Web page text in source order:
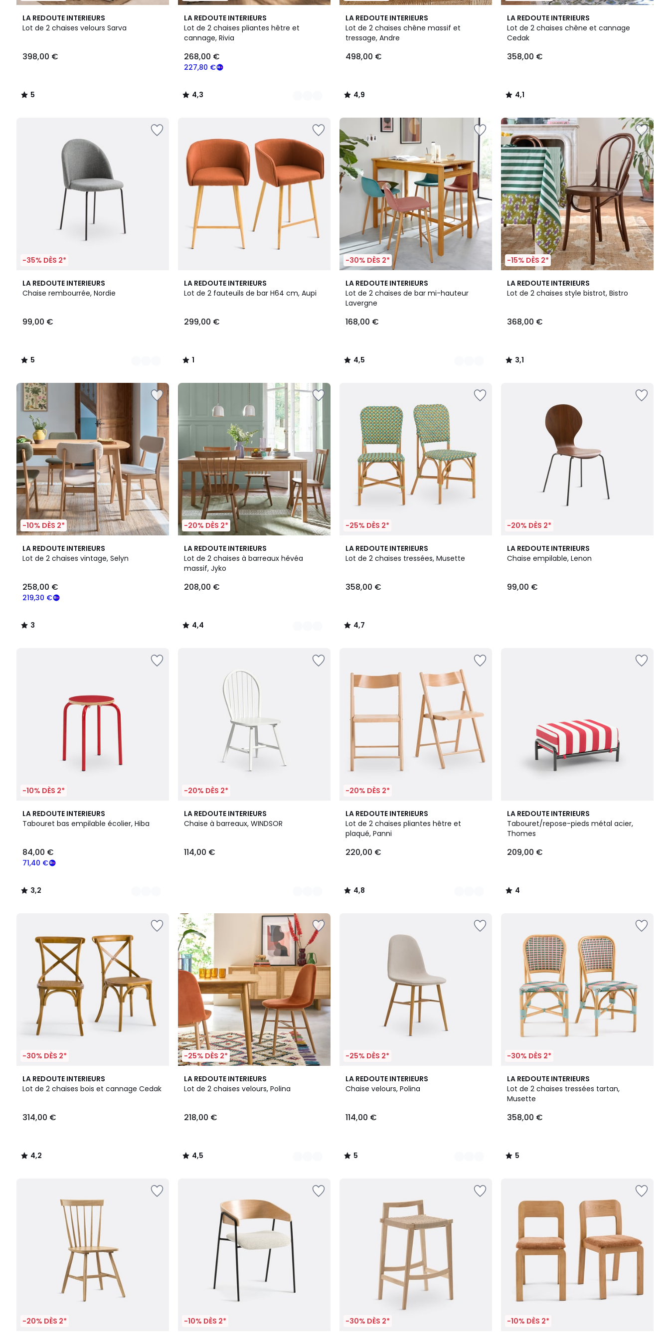
LA REDOUTE INTERIEURS
Lot de 2 chaises velours Sarva
€.
398,00 €
5
/
5
/
LA REDOUTE INTERIEURS
Lot de 2 chaises pliantes hêtre et
cannage, Rivia
227,80 €
268,00 €
4,3
/ 5
2
Couleurs
4,3
/
LA REDOUTE INTERIEURS
Lot de 2 chaises chêne massif et
tressage, Andre
498,00 €
4,9
/ 5
4,9
/
LA REDOUTE INTERIEURS
Lot de 2 chaises chêne et cannage
Cedak
358,00 €
4,1
/ 5
4,1
/
-35% DÈS 2*
LA REDOUTE INTERIEURS
Chaise rembourrée, Nordie
99,00 €
5
/
2
Couleurs
5
/
LA REDOUTE INTERIEURS
Lot de 2 fauteuils de bar H64 cm, Aupi
299,00 €
1
/
1
/
-30% DÈS 2*
LA REDOUTE INTERIEURS
Lot de 2 chaises de bar mi-hauteur
Lavergne
168,00 €
4,5
/ 5
3
Couleurs
4,5
/
-15% DÈS 2*
LA REDOUTE INTERIEURS
Lot de 2 chaises style bistrot, Bistro
368,00 €
3,1
/
3,1
/
-10% DÈS 2*
LA REDOUTE INTERIEURS
Lot de 2 chaises vintage, Selyn
219,30 €
258,00 €
3
/
3
/
-20% DÈS 2*
LA REDOUTE INTERIEURS
Lot de 2 chaises à barreaux hévéa
massif, Jyko
208,00 €
4,4
/ 5
3
Couleurs
4,4
/
-25% DÈS 2*
LA REDOUTE INTERIEURS
Lot de 2 chaises tressées, Musette
358,00 €
4,7
/ 5
4,7
/
-20% DÈS 2*
LA REDOUTE INTERIEURS
Chaise empilable, Lenon
99,00 €
-10% DÈS 2*
LA REDOUTE INTERIEURS
Tabouret bas empilable écolier, Hiba
71,40 €
84,00 €
3,2
/ 5
2
Couleurs
3,2
/
-20% DÈS 2*
LA REDOUTE INTERIEURS
Chaise à barreaux, WINDSOR
114,00 €
4
Couleurs
-20% DÈS 2*
LA REDOUTE INTERIEURS
Lot de 2 chaises pliantes hêtre et
plaqué, Panni
220,00 €
4,8
/ 5
2
Couleurs
4,8
/
LA REDOUTE INTERIEURS
Tabouret/repose-pieds métal acier,
Thomes
209,00 €
4
/
5
4
/
-30% DÈS 2*
LA REDOUTE INTERIEURS
Lot de 2 chaises bois et cannage Cedak
314,00 €
4,2
/ 5
4,2
/
-25% DÈS 2*
LA REDOUTE INTERIEURS
Lot de 2 chaises velours, Polina
218,00 €
4,5
/ 5
3
Couleurs
4,5
/
-25% DÈS 2*
LA REDOUTE INTERIEURS
Chaise velours, Polina
114,00 €
5
/
3
Couleurs
5
/
-30% DÈS 2*
LA REDOUTE INTERIEURS
Lot de 2 chaises tressées tartan,
Musette
358,00 €
5
/
5
5
/
-20% DÈS 2* -10% DÈS 2* -30% DÈS 2* -10% DÈS 2*